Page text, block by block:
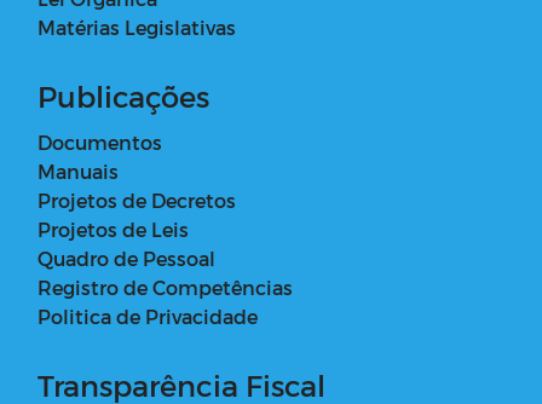
Matérias Legislativas
Publicações
Documentos
Manuais
Projetos de Decretos
Projetos de Leis
Quadro de Pessoal
Registro de Competências
Politica de Privacidade
Transparência Fiscal